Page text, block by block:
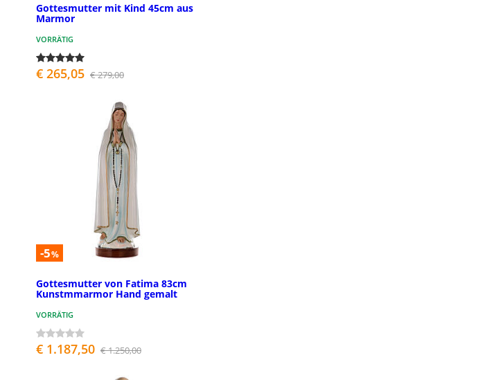
Gottesmutter mit Kind 45cm aus
Marmor
VORRÄTIG
€ 265,05 € 279,00
-5%
Gottesmutter von Fatima 83cm
Kunstmmarmor Hand gemalt
VORRÄTIG
€ 1.187,50 € 1.250,00